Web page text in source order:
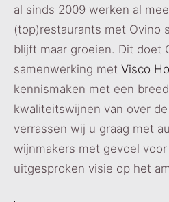
al sinds 2009 werken al
(top)restaurants met Ovino
blijft maar groeien. Dit doet
samenwerking met Visco
kennismaken met een
kwaliteitswijnen van over
verrassen wij u graag met
wijnmakers met gevoel
uitgesproken visie op het